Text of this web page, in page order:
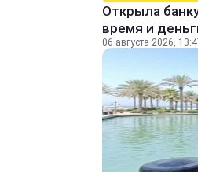
Открыла
время и
06 августа 2026,